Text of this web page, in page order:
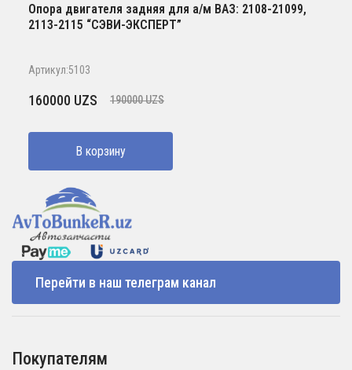
Опора двигателя задняя для а/м ВАЗ: 2108-21099,
2113-2115 “СЭВИ-ЭКСПЕРТ”
Артикул:5103
190000UZS
Первоначальная
составляла
190000 UZS.
160000 UZS
Текущая
160000 UZS.
В корзину
Перейти в наш телеграм канал
Покупателям